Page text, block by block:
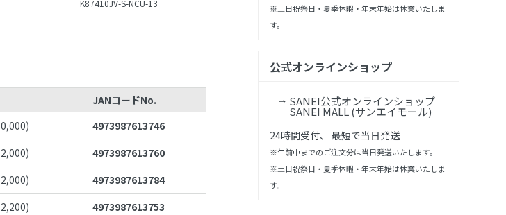
K87410JV-S-NCU-13
JANコードNo.
)
4973987613746
)
4973987613760
)
4973987613784
)
4973987613753
※土日祝祭日・夏季休暇・年末年始は休業いたしま
す。
公式オンラインショップ
SANEI公式オンラインショップ
SANEI MALL (サンエイモール)
24時間受付、 最短で当日発送
※午前中までのご注文分は当日発送いたします。
※土日祝祭日・夏季休暇・年末年始は休業いたしま
す。